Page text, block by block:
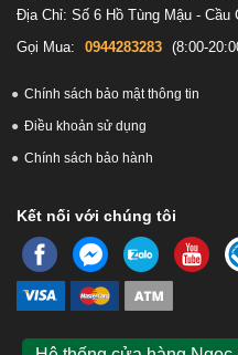
Địa Chỉ: Số 6 Hồ Tùng Mậu - Cầu
Gọi Mua:
0944283283 (8:00-
Chính sách bảo mật thông tin
Điều khoản sử dụng
Chính sách bảo hành
Kết nối với chúng tôi